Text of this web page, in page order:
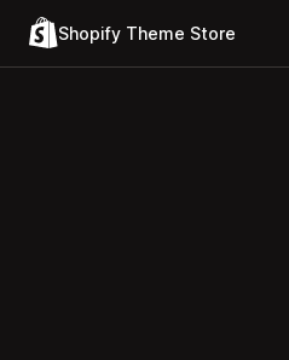
Shopify Theme Store